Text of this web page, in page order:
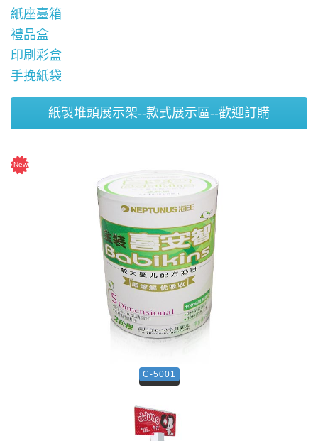
紙座臺箱
禮品盒
印刷彩盒
手挽紙袋
紙製堆頭展示架--款式展示區--歡迎訂購
C-5001